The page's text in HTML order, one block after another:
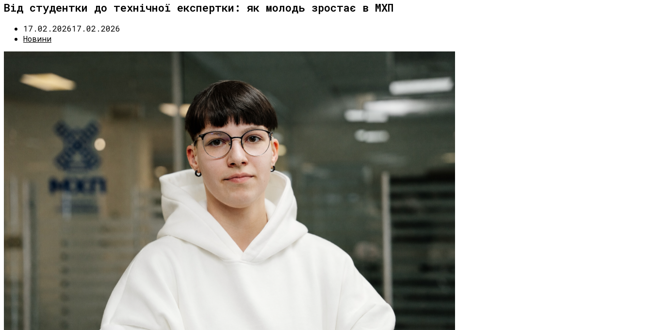
Від студентки до технічної експертки: як молодь зростає в МХП
17.02.202617.02.2026
Новини